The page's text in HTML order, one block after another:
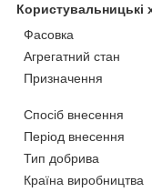
Користувальницькі
Фасовка
Агрегатний стан
Призначення
Спосіб внесення
Період внесення
Тип добрива
Країна виробництва